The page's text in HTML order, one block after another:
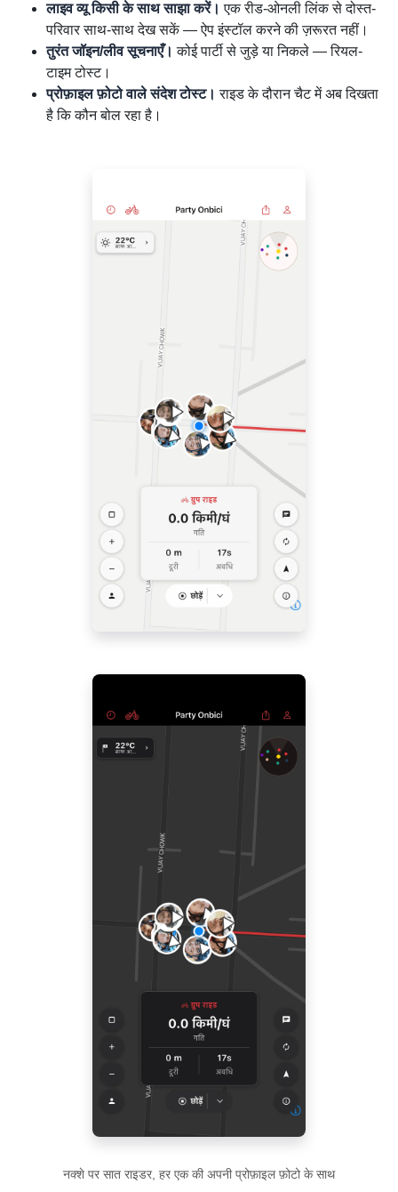
लाइव व्यू किसी के साथ साझा करें। एक रीड-ओनली लिंक से दोस्त-
परिवार साथ-साथ देख सकें — ऐप इंस्टॉल करने की ज़रूरत नहीं।
तुरंत जॉइन/लीव सूचनाएँ। कोई पार्टी से जुड़े या निकले — रियल-
टाइम टोस्ट।
प्रोफ़ाइल फ़ोटो वाले संदेश टोस्ट। राइड के दौरान चैट में अब दिखता
है कि कौन बोल रहा है।
नक्शे पर सात राइडर, हर एक की अपनी प्रोफ़ाइल फ़ोटो के साथ